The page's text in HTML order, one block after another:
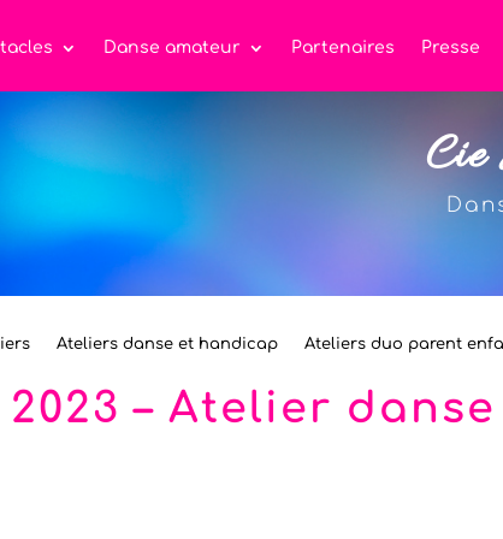
Danse amateur Partenaires Presse
Ateliers danse et handicap Ateliers duo parent
– Atelier